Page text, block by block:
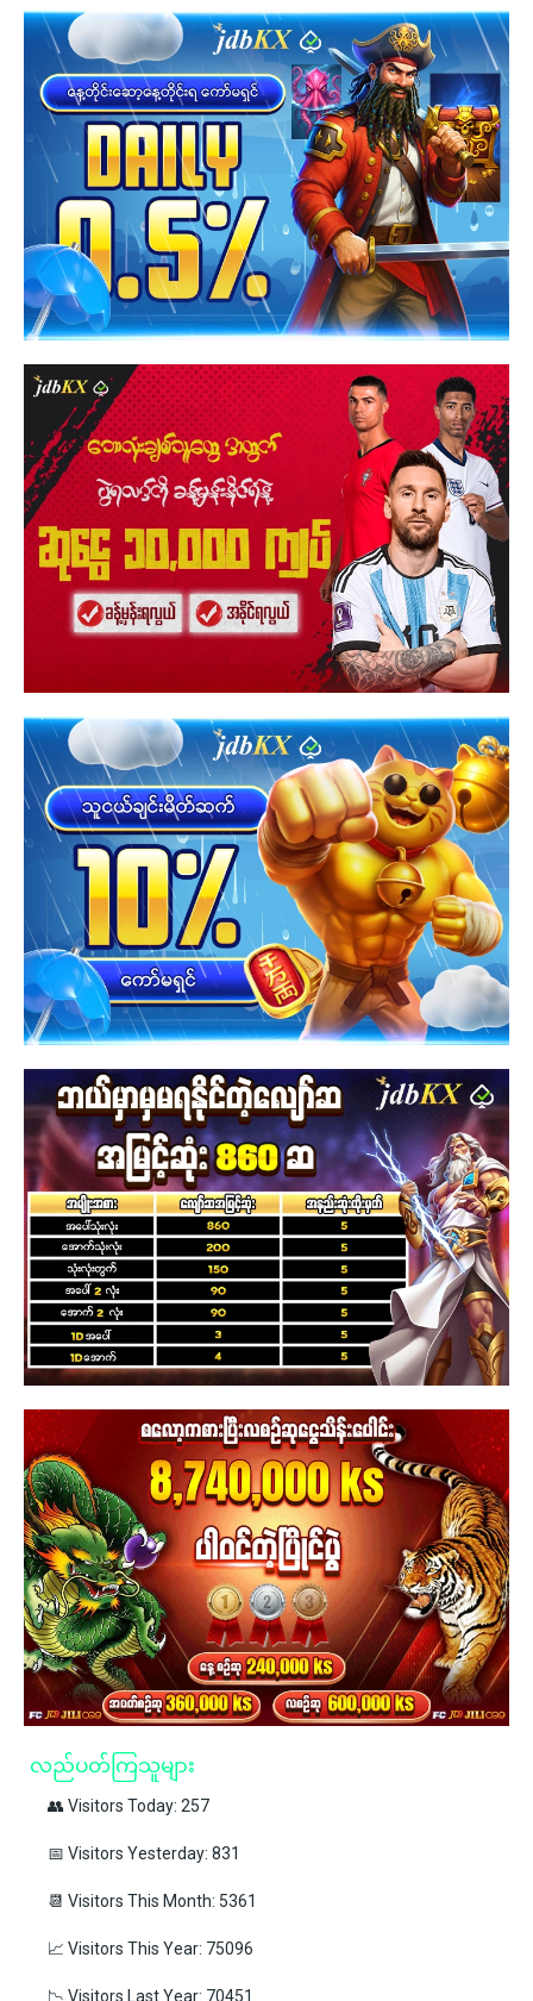
လည်ပတ်ကြသူများ
👥 Visitors Today: 257
📅 Visitors Yesterday: 831
📆 Visitors This Month: 5361
📈 Visitors This Year: 75096
📉 Visitors Last Year: 70451